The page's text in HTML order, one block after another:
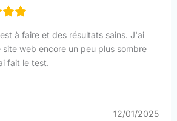
à faire et des résultats sains. J'ai
site web encore un peu plus sombre
fait le test.
12/01/2025